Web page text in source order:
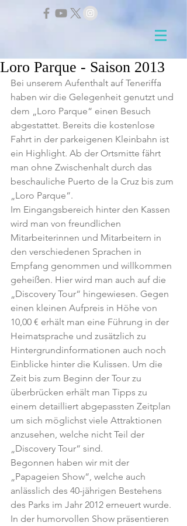
Loro Parque - Saison 2013
Bei unserem Aufenthalt auf Teneriffa
haben wir die Gelegenheit genutzt und
dem „Loro Parque“ einen Besuch
abgestattet. Bereits die kostenlose
Fahrt in der parkeigenen Kleinbahn ist
ein Highlight. Ab der Ortsmitte fährt
man ohne Zwischenhalt durch das
beschauliche Puerto de la Cruz bis zum
„Loro Parque“.
Im Eingangsbereich hinter den Kassen
wird man von freundlichen
Mitarbeiterinnen und Mitarbeitern in
den verschiedenen Sprachen in
Empfang genommen und willkommen
geheißen. Hier wird man auch auf die
„Discovery Tour“ hingewiesen. Gegen
einen kleinen Aufpreis in Höhe von
10,00 € erhält man eine Führung in der
Heimatsprache und zusätzlich zu
Hintergrundinformationen auch noch
Einblicke hinter die Kulissen. Um die
Zeit bis zum Beginn der Tour zu
überbrücken erhält man Tipps zu
einem detailliert abgepassten Zeitplan
um sich möglichst viele Attraktionen
anzusehen, welche nicht Teil der
„Discovery Tour“ sind.
Begonnen haben wir mit der
„Papageien Show“, welche auch
anlässlich des 40-jährigen Bestehens
des Parks im Jahr 2012 erneuert wurde.
In der humorvollen Show präsentieren